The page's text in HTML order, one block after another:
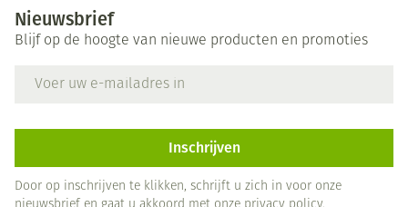
Nieuwsbrief
Blijf op de hoogte van nieuwe producten en promoties
Inschrijven
Door op inschrijven te klikken, schrijft u zich in voor onze